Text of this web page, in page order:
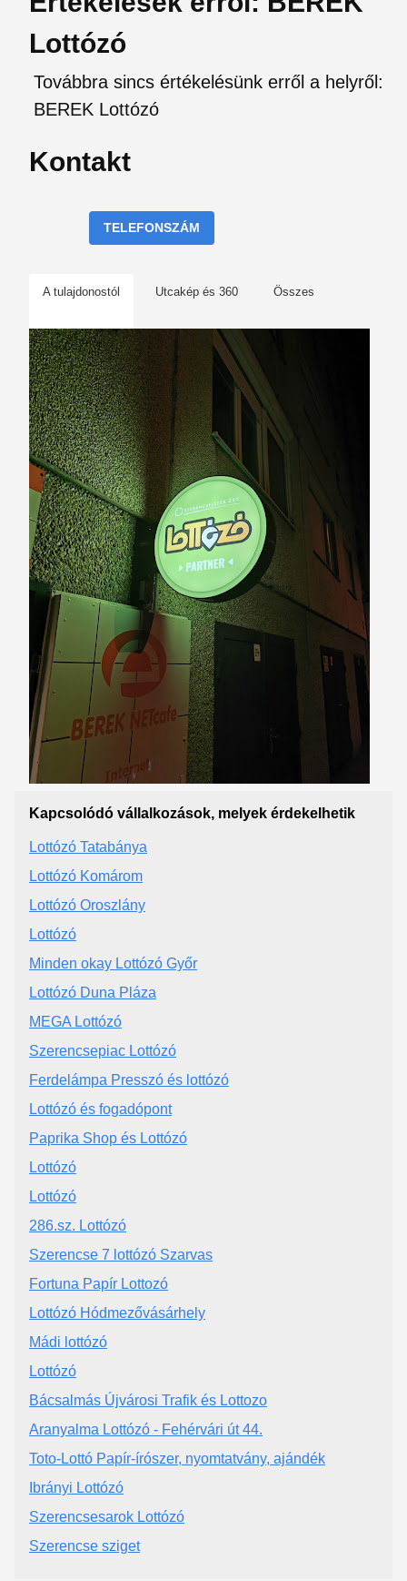
Lottózó
Továbbra sincs értékelésünk erről a helyről:
BEREK Lottózó
Kontakt
TELEFONSZÁM
A tulajdonostól Utcakép és 360 Összes
Kapcsolódó vállalkozások, melyek érdekelhetik
Lottózó Tatabánya
Lottózó Komárom
Lottózó Oroszlány
Lottózó
Minden okay Lottózó Győr
Lottózó Duna Pláza
MEGA Lottózó
Szerencsepiac Lottózó
Ferdelámpa Presszó és lottózó
Lottózó és fogadópont
Paprika Shop és Lottózó
Lottózó
Lottózó
286.sz. Lottózó
Szerencse 7 lottózó Szarvas
Fortuna Papír Lottozó
Lottózó Hódmezővásárhely
Mádi lottózó
Lottózó
Bácsalmás Újvárosi Trafik és Lottozo
Aranyalma Lottózó - Fehérvári út 44.
Toto-Lottó Papír-írószer, nyomtatvány, ajándék
Ibrányi Lottózó
Szerencsesarok Lottózó
Szerencse sziget